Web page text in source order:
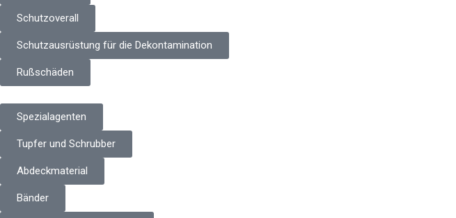
Schutzoverall
Schutzausrüstung für die Dekontamination
Rußschäden
Spezialagenten
Tupfer und Schrubber
Abdeckmaterial
Bänder